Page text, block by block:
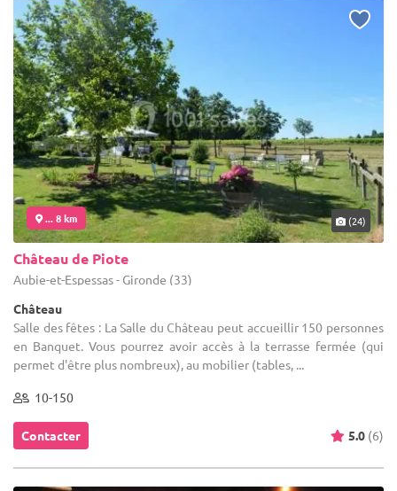
... 8 km (24)
Château de Piote
Aubie-et-Espessas - Gironde (33)
Château
Salle des fêtes : La Salle du Château peut accueillir 150 personnes
en Banquet. Vous pourrez avoir accès à la terrasse fermée (qui
permet d'être plus nombreux), au mobilier (tables, ...
10-150
Contacter 5.0 (6)